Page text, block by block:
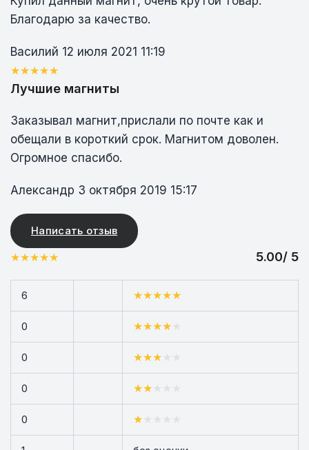
Благодарю за качество.
Василий 12 июля 2021 11:19
Лучшие магниты
Заказывал магнит,прислали по почте как и
обещали в короткий срок. Магнитом доволен.
Огромное спасибо.
Александр 3 октября 2019 15:17
Написать отзыв
5.00/ 5
6
0
0
0
0